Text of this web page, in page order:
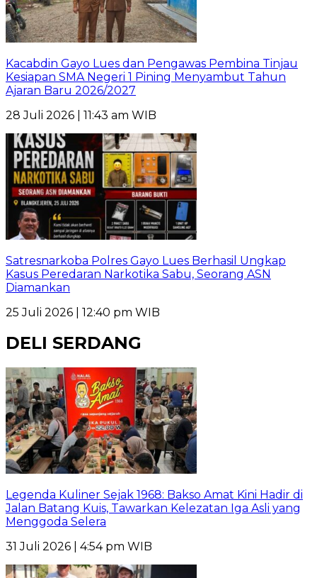
Kacabdin Gayo Lues dan Pengawas Pembina Tinjau
Kesiapan SMA Negeri 1 Pining Menyambut Tahun
Ajaran Baru 2026/2027
28 Juli 2026 | 11:43 am WIB
Satresnarkoba Polres Gayo Lues Berhasil Ungkap
Kasus Peredaran Narkotika Sabu, Seorang ASN
Diamankan
25 Juli 2026 | 12:40 pm WIB
DELI SERDANG
Legenda Kuliner Sejak 1968: Bakso Amat Kini Hadir di
Jalan Batang Kuis, Tawarkan Kelezatan Iga Asli yang
Menggoda Selera
31 Juli 2026 | 4:54 pm WIB